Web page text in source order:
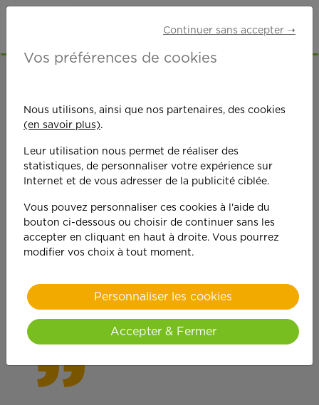
On est toujours plus
performant
quand on y met du
cœur !
Continuer sans accepter ➝
Vos préférences de cookies
Nous utilisons, ainsi que nos partenaires, des cookies
(en savoir plus).
Leur utilisation nous permet de réaliser des
statistiques, de personnaliser votre expérience sur
Internet et de vous adresser de la publicité ciblée.
Vous pouvez personnaliser ces cookies à l'aide du
bouton ci-dessous ou choisir de continuer sans les
accepter en cliquant en haut à droite. Vous pourrez
modifier vos choix à tout moment.
Personnaliser les cookies
Accepter & Fermer